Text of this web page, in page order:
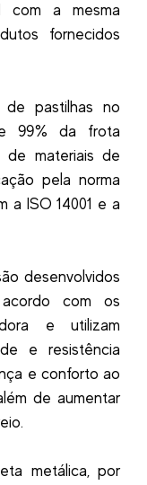
com a mesma
fornecidos
pastilhas no
99% da frota
de materiais de
pela norma
a ISO 14001 e a
desenvolvidos
com os
e utilizam
e resistência
e conforto ao
de aumentar
metálica, por